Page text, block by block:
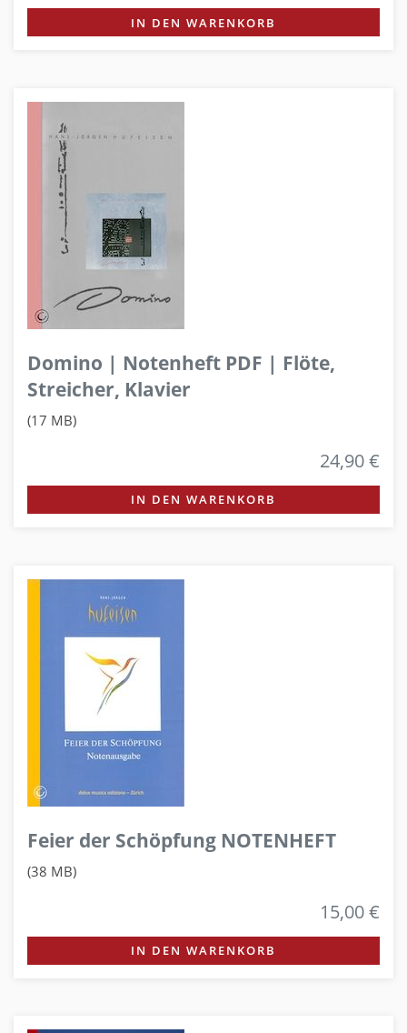
IN DEN WARENKORB
Domino | Notenheft PDF | Flöte,
Streicher, Klavier
(17 MB)
24,90 €
IN DEN WARENKORB
Feier der Schöpfung NOTENHEFT
(38 MB)
15,00 €
IN DEN WARENKORB